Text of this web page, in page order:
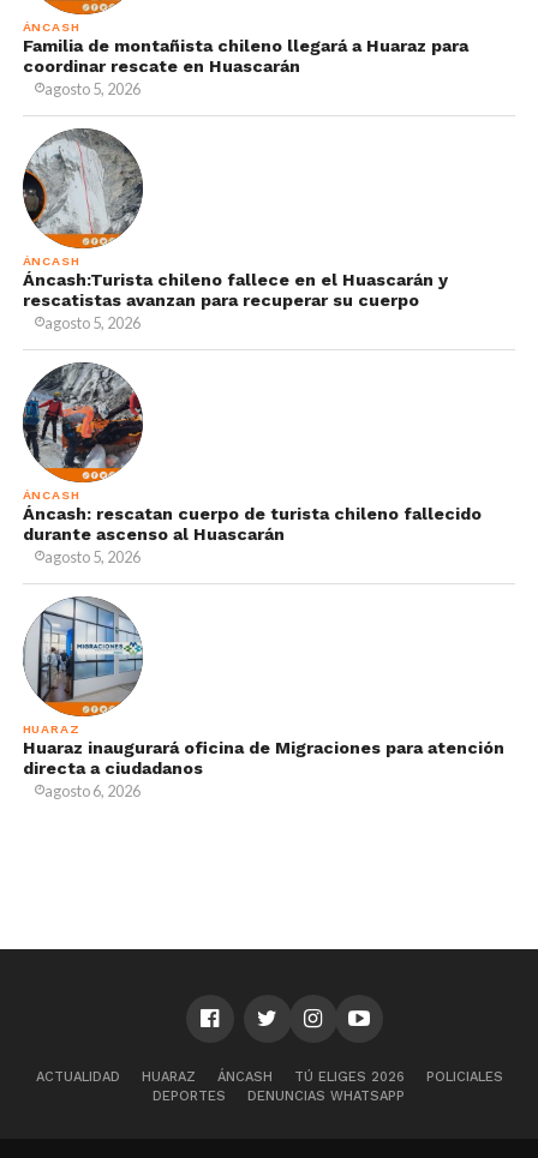
ÁNCASH
Familia de montañista chileno llegará a Huaraz para
coordinar rescate en Huascarán
agosto 5, 2026
ÁNCASH
Áncash:Turista chileno fallece en el Huascarán y
rescatistas avanzan para recuperar su cuerpo
agosto 5, 2026
ÁNCASH
Áncash: rescatan cuerpo de turista chileno fallecido
durante ascenso al Huascarán
agosto 5, 2026
HUARAZ
Huaraz inaugurará oficina de Migraciones para atención
directa a ciudadanos
agosto 6, 2026
ACTUALIDAD HUARAZ ÁNCASH TÚ ELIGES 2026
POLICIALES
DEPORTES
DENUNCIAS WHATSAPP